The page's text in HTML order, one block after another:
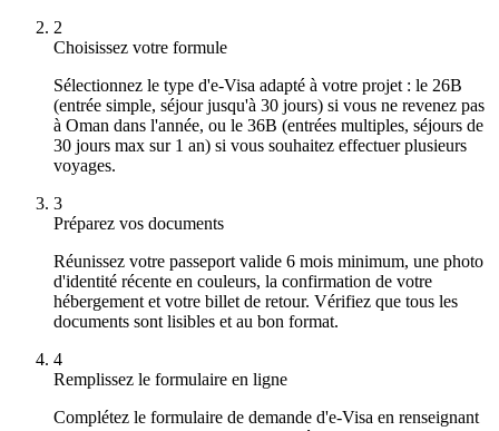
2
Choisissez votre formule
Sélectionnez le type d'e-Visa adapté à votre projet : le 26B
(entrée simple, séjour jusqu'à 30 jours) si vous ne revenez pas
à Oman dans l'année, ou le 36B (entrées multiples, séjours de
30 jours max sur 1 an) si vous souhaitez effectuer plusieurs
voyages.
3
Préparez vos documents
Réunissez votre passeport valide 6 mois minimum, une photo
d'identité récente en couleurs, la confirmation de votre
hébergement et votre billet de retour. Vérifiez que tous les
documents sont lisibles et au bon format.
4
Remplissez le formulaire en ligne
Complétez le formulaire de demande d'e-Visa en renseignant